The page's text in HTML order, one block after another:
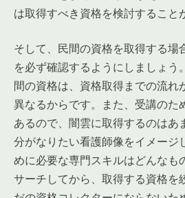
は取得すべき資格を検討すること
そして、民間の資格を取得する場
を必ず確認するようにしましょう
間の資格は、資格取得までの流れ
異なるからです。また、受講のた
あるので、闇雲に取得するのはあ
分がなりたい看護師像をイメージ
めに必要な専門スキルはどんなも
サーチしてから、取得する資格を